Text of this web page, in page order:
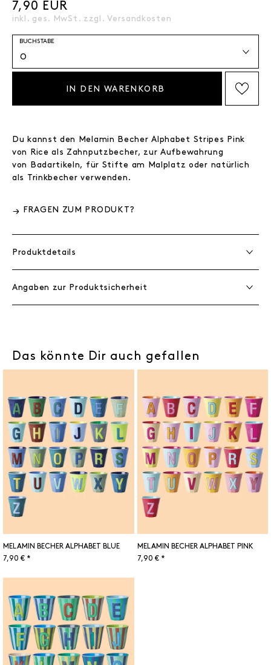
7,90 EUR
inkl. ges. MwSt. zzgl.Versandkosten
BUCHSTABE
IN DEN WARENKORB
Du kannst den Melamin Becher Alphabet Stripes Pink
von Rice als Zahnputzbecher, zur Aufbewahrung
von Badartikeln, für Stifte am Malplatz oder natürlich
als Trinkbecher verwenden.
FRAGEN ZUM PRODUKT?
Produktdetails
Angaben zur Produktsicherheit
Das könnte Dir auch gefallen
MELAMIN BECHER ALPHABET BLUE
7,90 € *
MELAMIN BECHER ALPHABET PINK
7,90 € *